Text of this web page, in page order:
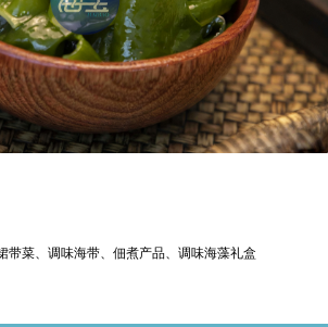
带菜、调味海带、佃煮产品、调味海藻礼盒